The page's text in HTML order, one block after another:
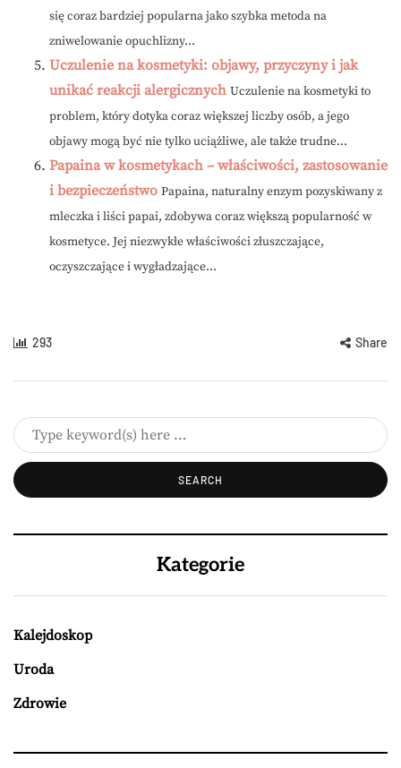
się coraz bardziej popularna jako szybka metoda na
zniwelowanie opuchlizny...
Uczulenie na kosmetyki: objawy, przyczyny i jak
unikać reakcji alergicznych Uczulenie na kosmetyki to
problem, który dotyka coraz większej liczby osób, a jego
objawy mogą być nie tylko uciążliwe, ale także trudne...
Papaina w kosmetykach – właściwości, zastosowanie
i bezpieczeństwo Papaina, naturalny enzym pozyskiwany z
mleczka i liści papai, zdobywa coraz większą popularność w
kosmetyce. Jej niezwykłe właściwości złuszczające,
oczyszczające i wygładzające...
293 Share
Kategorie
Kalejdoskop
Uroda
Zdrowie